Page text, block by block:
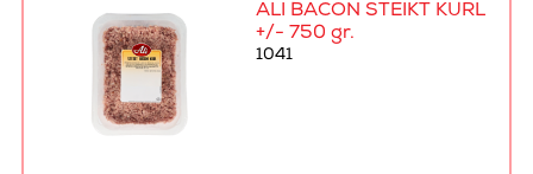
ALI BACON STEIKT KURL
+/- 750 gr.
1041